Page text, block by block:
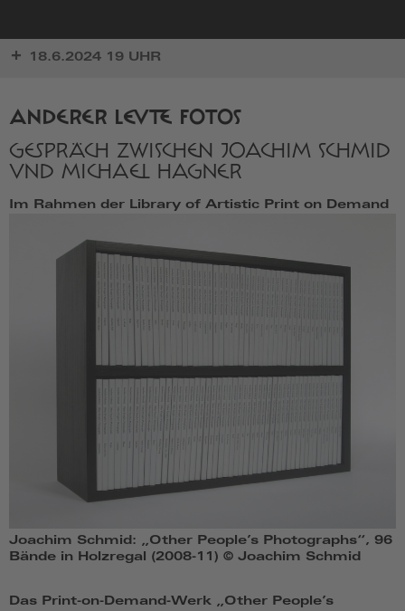
Startseite
ANDERER LEUTE FOTOS
GESPRÄCH ZWISCHEN JOACHIM SCHMID
UND MICHAEL HAGNER
Im Rahmen der Library of Artistic Print on Demand
Joachim Schmid: „Other People’s Photographs“, 96
Bände in Holzregal (2008-11) © Joachim Schmid
Das Print-on-Demand-Werk „Other People’s
18.6.2024 19 UHR